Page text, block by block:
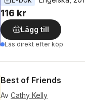
116 kr
Lägg till
Läs direkt efter köp
Best of Friends
Av Cathy Kelly